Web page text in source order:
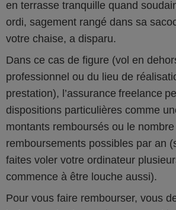
en terrasse tranquille quand
ordi, sagement rangé dans sa
votre chaise, a disparu.
Dans ce cas de figure (vol en
professionnel ou du lieu de
prestation), l’assurance freelance
dispositions particulières comme
montants remboursés ou le nombre
remboursements possibles par an
faites voler votre ordinateur
commence à être louche aussi).
Pour vous faire rembourser, vous